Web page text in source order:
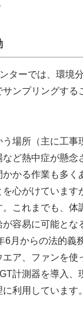
ターでは、環境
ンプリングする
場所（主に工事
ど熱中症が懸念
かる作業も多く
心がけています
これまでも、体
容易に可能とな
6月からの法的義
エア、ファンを使
計測器を導入、
利用しています。